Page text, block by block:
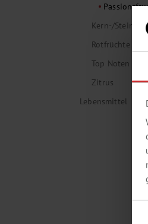
Kern-/
Rotfrüchte
Top Noten
Zitrus
Lebensmittel